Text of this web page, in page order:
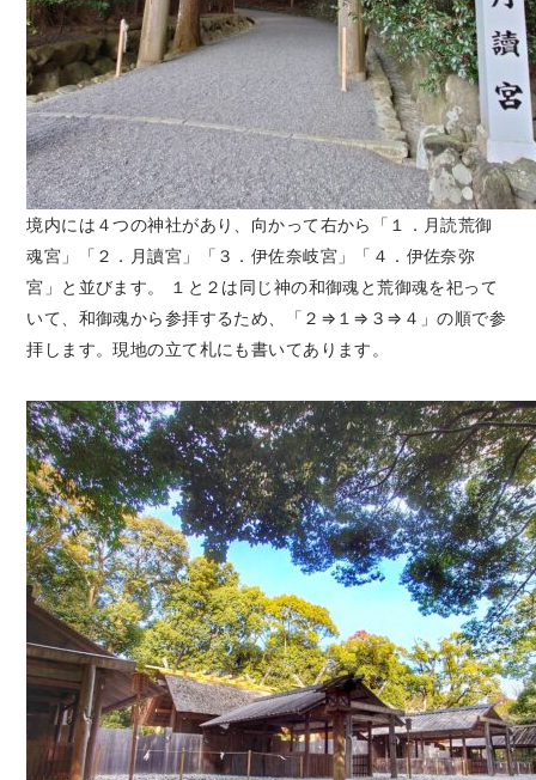
境内には４つの神社があり、向かって右から「１．月読荒御
魂宮」「２．月讀宮」「３．伊佐奈岐宮」「４．伊佐奈弥
宮」と並びます。 １と２は同じ神の和御魂と荒御魂を祀って
いて、和御魂から参拝するため、「２⇒１⇒３⇒４」の順で参
拝します。現地の立て札にも書いてあります。